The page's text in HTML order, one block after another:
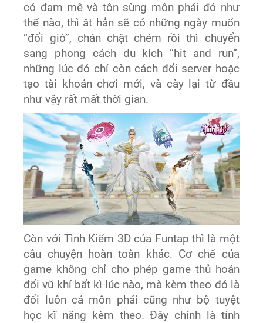
có đam mê và tôn sùng môn phái đó như
thế nào, thì ắt hẳn sẽ có những ngày muốn
“đổi gió”, chán chặt chém rồi thì chuyển
sang phong cách du kích “hit and run”,
những lúc đó chỉ còn cách đổi server hoặc
tạo tài khoản chơi mới, và cày lại từ đầu
như vậy rất mất thời gian.
Còn với Tình Kiếm 3D của Funtap thì là một
câu chuyện hoàn toàn khác. Cơ chế của
game không chỉ cho phép game thủ hoán
đổi vũ khí bất kì lúc nào, mà kèm theo đó là
đổi luôn cả môn phái cũng như bộ tuyệt
học kĩ năng kèm theo. Đây chính là tính